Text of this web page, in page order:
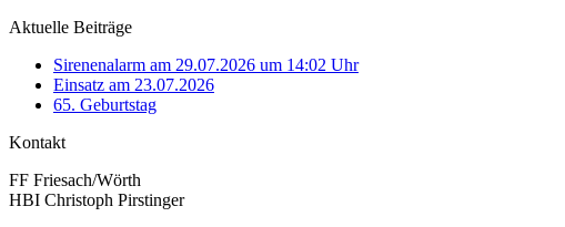
Aktuelle Beiträge
Sirenenalarm am 29.07.2026 um 14:02 Uhr
Einsatz am 23.07.2026
65. Geburtstag
Kontakt
FF Friesach/Wörth
HBI Christoph Pirstinger